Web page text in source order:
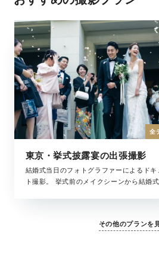
東京・挙式披露宴の出張撮影
結婚式当日のフォトグラファーによるドキ
ト撮影。 挙式前のメイクシーンから結婚
全
その他のプランを